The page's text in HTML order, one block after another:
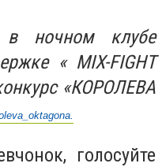
ночном клубе
« MIX-FIGHT
«КОРОЛЕВА
голосуйте